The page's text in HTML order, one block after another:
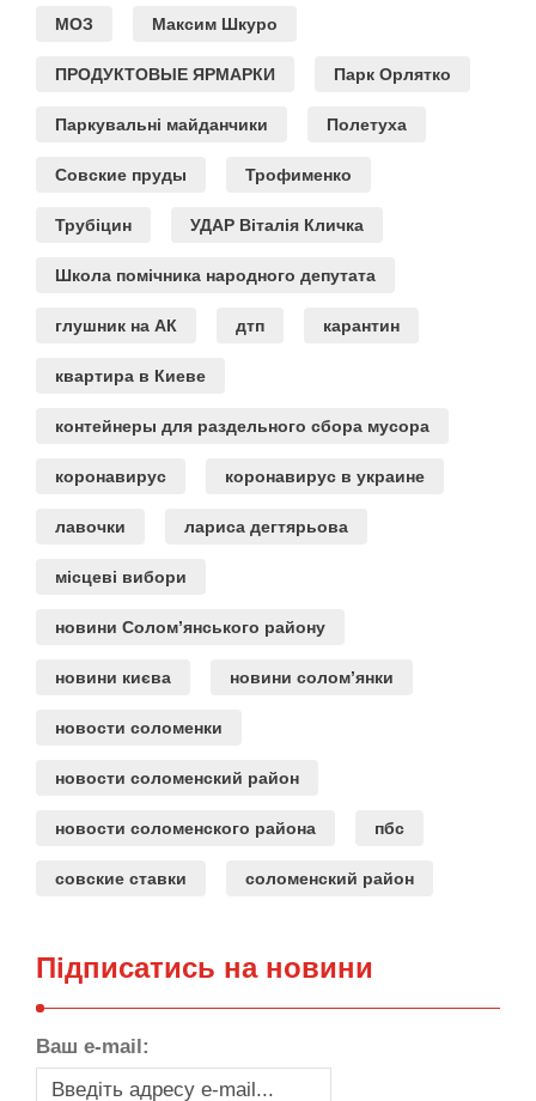
МОЗ Максим Шкуро
ПРОДУКТОВЫЕ ЯРМАРКИ Парк Орлятко
Паркувальні майданчики Полетуха
Совские пруды Трофименко
Трубіцин УДАР Віталія Кличка
Школа помічника народного депутата
глушник на АК дтп карантин
квартира в Киеве
контейнеры для раздельного сбора мусора
коронавирус коронавирус в украине
лавочки лариса дегтярьова
місцеві вибори
новини Солом’янського району
новини києва новини солом’янки
новости соломенки
новости соломенский район
новости соломенского района пбс
совские ставки соломенский район
Підписатись на новини
Ваш e-mail: